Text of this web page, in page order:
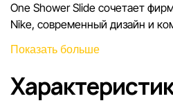
One Shower Slide сочетает
Nike, современный дизайн и
надежные и стильные
чувствовать себя уверенно и
Показать больше